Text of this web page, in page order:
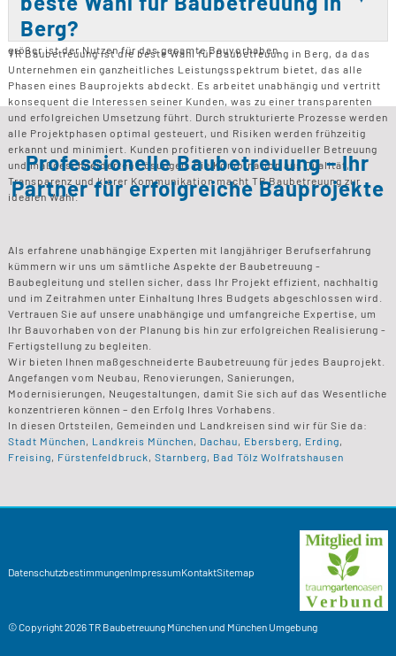
entscheidend. Auch bei Sanierungen oder Umbauten ist die
Unterstützung wertvoll. Je früher die Leistungen genutzt werden, desto
größer ist der Nutzen für das gesamte Bauvorhaben.
Berg?
TR Baubetreuung ist die beste Wahl für Baubetreuung in Berg, da das
Unternehmen ein ganzheitliches Leistungsspektrum bietet, das alle
Phasen eines Bauprojekts abdeckt. Es arbeitet unabhängig und vertritt
konsequent die Interessen seiner Kunden, was zu einer transparenten
und erfolgreichen Umsetzung führt. Durch strukturierte Prozesse werden
alle Projektphasen optimal gesteuert, und Risiken werden frühzeitig
erkannt und minimiert. Kunden profitieren von individueller Betreuung
und maßgeschneiderten Lösungen. Die Kombination aus Qualität,
Transparenz und klarer Kommunikation macht TR Baubetreuung zur
idealen Wahl.
Professionelle Baubetreuung – Ihr
Partner für erfolgreiche Bauprojekte
Als erfahrene unabhängige Experten mit langjähriger Berufserfahrung
kümmern wir uns um sämtliche Aspekte der Baubetreuung -
Baubegleitung und stellen sicher, dass Ihr Projekt effizient, nachhaltig
und im Zeitrahmen unter Einhaltung Ihres Budgets abgeschlossen wird.
Vertrauen Sie auf unsere unabhängige und umfangreiche Expertise, um
Ihr Bauvorhaben von der Planung bis hin zur erfolgreichen Realisierung -
Fertigstellung zu begleiten.
Wir bieten Ihnen maßgeschneiderte Baubetreuung für jedes Bauprojekt.
Angefangen vom Neubau, Renovierungen, Sanierungen,
Modernisierungen, Neugestaltungen, damit Sie sich auf das Wesentliche
konzentrieren können – den Erfolg Ihres Vorhabens.
In diesen Ortsteilen, Gemeinden und Landkreisen sind wir für Sie da:
Stadt München, Landkreis München, Dachau, Ebersberg, Erding,
Freising, Fürstenfeldbruck, Starnberg, Bad Tölz Wolfratshausen
DatenschutzbestimmungenImpressumKontaktSitemap
© Copyright 2026TR BaubetreuungMünchen und München Umgebung